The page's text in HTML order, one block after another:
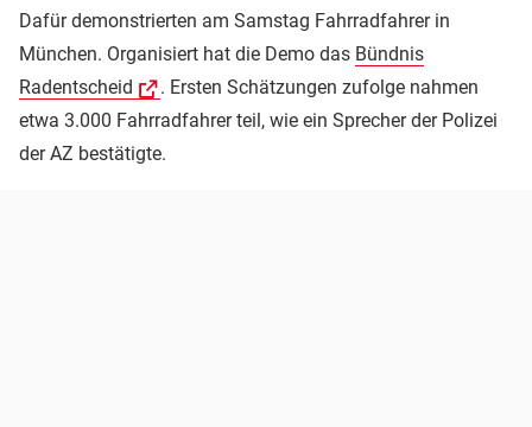
Dafür demonstrierten am Samstag Fahrradfahrer in
München. Organisiert hat die Demo das Bündnis
Radentscheid
. Ersten Schätzungen zufolge nahmen
etwa 3.000 Fahrradfahrer teil, wie ein Sprecher der Polizei
der AZ bestätigte.